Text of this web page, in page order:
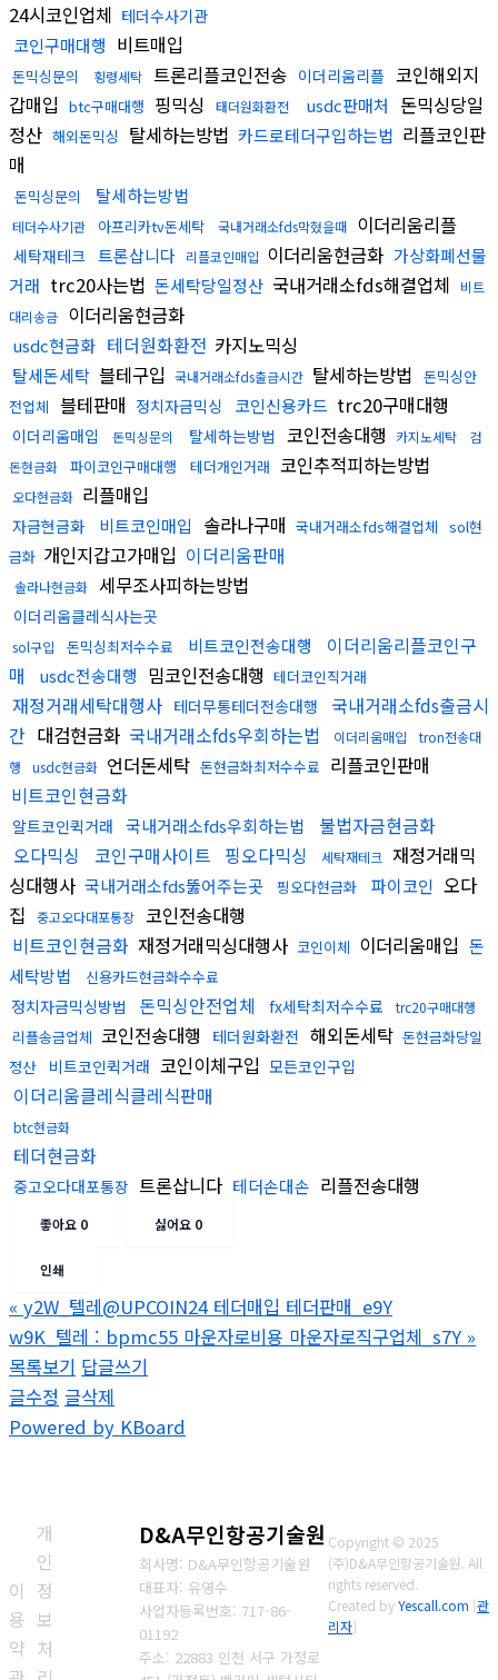
24시코인업체 테더수사기관
코인구매대행 비트매입
돈믹싱문의 횡령세탁 트론리플코인전송 이더리움리플 코인해외지
갑매입 btc구매대행 핑믹싱 태더원화환전 usdc판매처
돈믹싱당일
정산 해외돈믹싱 탈세하는방법 카드로테더구입하는법 리플코인판
매
돈믹싱문의 탈세하는방법
테더수사기관 아프리카tv돈세탁 국내거래소fds막혔을때 이더리움리플
세탁재테크 트론삽니다 리플코인매입 이더리움현금화 가상화폐선물
거래 trc20사는법 돈세탁당일정산 국내거래소fds해결업체
비트
대리송금 이더리움현금화
usdc현금화 테더원화환전 카지노믹싱
탈세돈세탁 블테구입 국내거래소fds출금시간 탈세하는방법 돈믹싱안
전업체 블테판매 정치자금믹싱 코인신용카드 trc20구매대행
이더리움매입 돈믹싱문의 탈세하는방법 코인전송대행 카지노세탁
검
돈현금화
파이코인구매대행 테더개인거래 코인추적피하는방법
오다현금화 리플매입
자금현금화 비트코인매입 솔라나구매 국내거래소fds해결업체 sol현
금화 개인지갑고가매입 이더리움판매
솔라나현금화 세무조사피하는방법
이더리움클레식사는곳
sol구입 돈믹싱최저수수료 비트코인전송대행
이더리움리플코인구
매
usdc전송대행 밈코인전송대행 테더코인직거래
재정거래세탁대행사 테더무통테더전송대행
국내거래소fds출금시
간 대검현금화 국내거래소fds우회하는법 이더리움매입
tron전송대
행
usdc현금화 언더돈세탁 돈현금화최저수수료 리플코인판매
비트코인현금화
알트코인퀵거래 국내거래소fds우회하는법
불법자금현금화
오다믹싱
코인구매사이트 핑오다믹싱 세탁재테크 재정거래믹
싱대행사 국내거래소fds뚫어주는곳 핑오다현금화 파이코인 오다
집
중고오다대포통장 코인전송대행
비트코인현금화 재정거래믹싱대행사 코인이체 이더리움매입 돈
세탁방법
신용카드현금화수수료
정치자금믹싱방법 돈믹싱안전업체 fx세탁최저수수료 trc20구매대행
리플송금업체 코인전송대행 테더원화환전 해외돈세탁 돈현금화당일
정산
비트코인퀵거래 코인이체구입 모든코인구입
이더리움클레식클레식판매
btc현금화
테더현금화
중고오다대포통장 트론삽니다 테더손대손 리플전송대행
좋아요 0 싫어요 0
인쇄
« y2W_텔레@UPCOIN24 테더매입 테더판매_e9Y
w9K_텔레 : bpmc55 마운자로비용 마운자로직구업체_s7Y »
목록보기 답글쓰기
글수정 글삭제
Powered by KBoard
이
용
약
개
인
정
보
처
D&A무인항공기술원
회사명: D&A무인항공기술원
대표자: 유영수
사업자등록번호: 717-86-
01192
주소: 22883 인천 서구 가정로
Copyright © 2025
(주)D&A무인항공기술원. All
rights reserved.
Created byYescall.com [관
리자]